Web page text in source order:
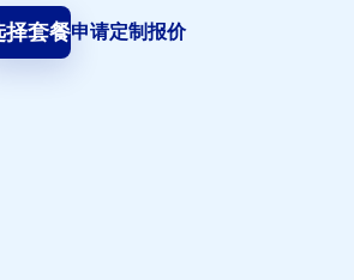
择套餐申请定制报价